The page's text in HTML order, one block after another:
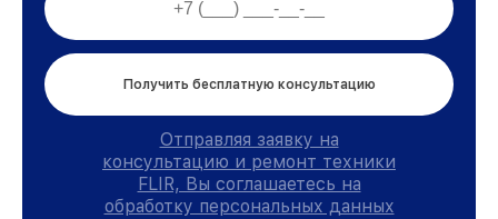
Получить бесплатную консультацию
Отправляя заявку на
консультацию и ремонт техники
FLIR, Вы соглашаетесь на
обработку персональных данных